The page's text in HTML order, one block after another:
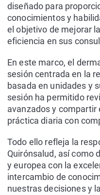
diseñado para
conocimientos y
el objetivo de mejorar
eficiencia en sus
En este marco, el
sesión centrada en la
basada en unidades y
sesión ha permitido
avanzados y
práctica diaria con
Todo ello refleja la
Quirónsalud, así como
y europea con la
intercambio de
nuestras decisiones y